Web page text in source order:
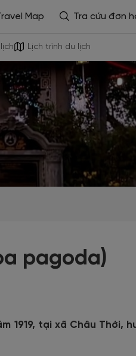
Map Tra cứu đơn
Lịch trình du lịch
pagoda)
1919, tại xã Châu Thới,